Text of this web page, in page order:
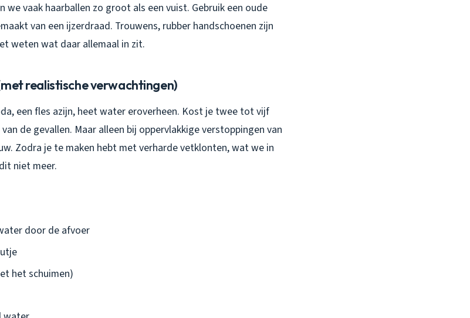
we vaak haarballen zo groot als een vuist. Gebruik een oude
van een ijzerdraad. Trouwens, rubber handschoenen zijn
weten wat daar allemaal in zit.
realistische verwachtingen)
een fles azijn, heet water eroverheen. Kost je twee tot vijf
de gevallen. Maar alleen bij oppervlakkige verstoppingen van
Zodra je te maken hebt met verharde vetklonten, wat we in
niet meer.
door de afvoer
het schuimen)